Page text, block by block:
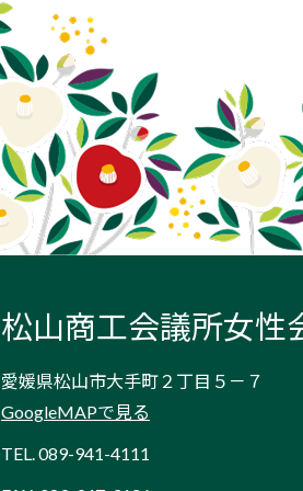
松山商工会議所女性
愛媛県松山市大手町２丁目５－７
GoogleMAPで見る
TEL.089-941-4111